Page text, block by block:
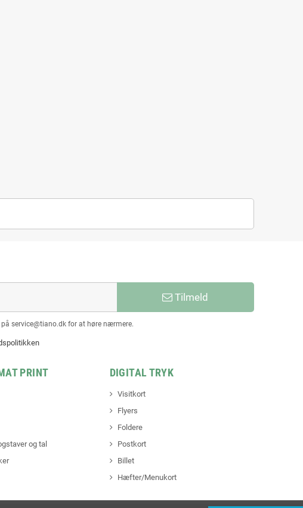
Tilmeld
service@tiano.dk for at høre nærmere.
PRINT
og tal
DIGITAL TRYK
Visitkort
Flyers
Foldere
Postkort
Billet
Hæfter/Menukort